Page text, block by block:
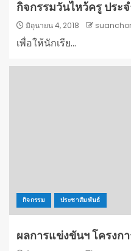
กิจกรรมวันไหว้ครู ประ
มิถุนายน 4, 2018
เพื่อให้นักเรีย...
กิจกรรม ประชาสัมพันธ์
ผลการแข่งขันฯ โครงก